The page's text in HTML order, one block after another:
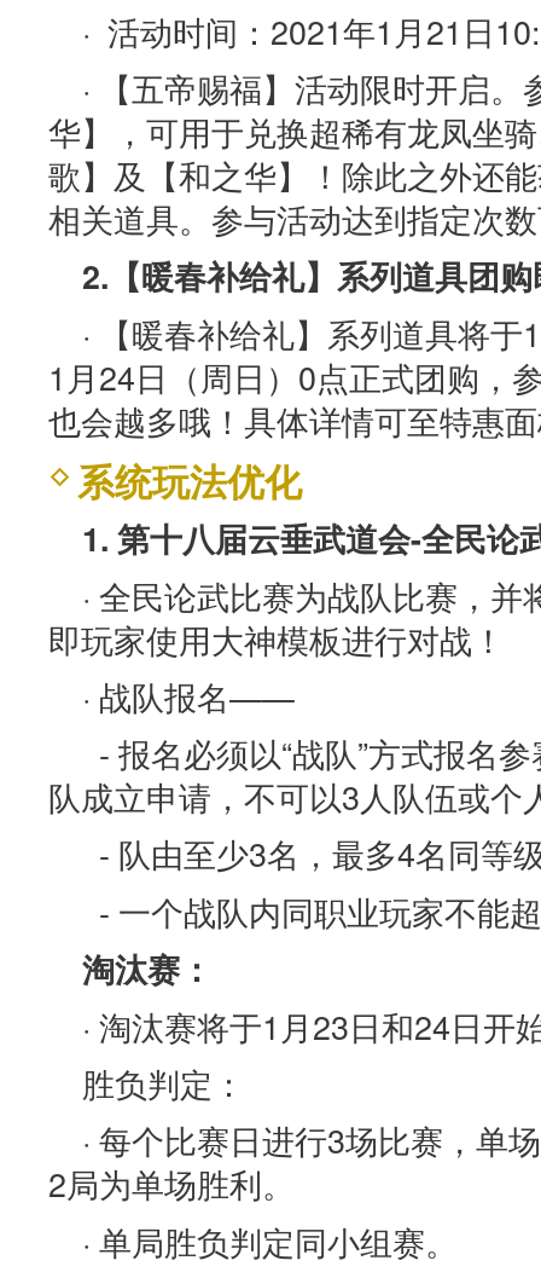
· 活动时间：2021年1月21日
· 【五帝赐福】活动限时开启
华】，可用于兑换超稀有龙凤坐
歌】及【和之华】！除此之外还
相关道具。参与活动达到指定次
2.【暖春补给礼】系列道具团
· 【暖春补给礼】系列道具将
1月24日（周日）0点正式团购，
也会越多哦！具体详情可至特惠
系统玩法优化
1. 第十八届云垂武道会-全民论
· 全民论武比赛为战队比赛，
即玩家使用大神模板进行对战！
· 战队报名——
- 报名必须以“战队”方式报名
队成立申请，不可以3人队伍或个
- 队由至少3名，最多4名同等
- 一个战队内同职业玩家不能
淘汰赛：
· 淘汰赛将于1月23日和24日开
胜负判定：
· 每个比赛日进行3场比赛，单
2局为单场胜利。
· 单局胜负判定同小组赛。